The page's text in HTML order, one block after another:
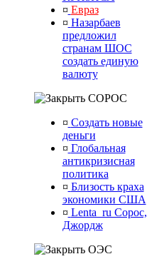
¤ Евраз
¤ Назарбаев
предложил
странам ШОС
создать единую
валюту
СОРОС
¤ Создать новые
деньги
¤ Глобальная
антикризисная
политика
¤ Близость краха
экономики США
¤ Lenta_ru Сорос,
Джордж
ОЭС